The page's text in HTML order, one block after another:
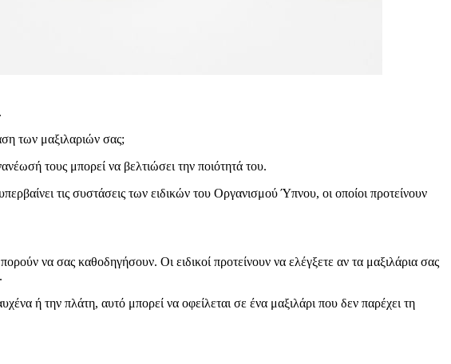
των μαξιλαριών σας;
τους μπορεί να βελτιώσει την ποιότητά του.
τις συστάσεις των ειδικών του Οργανισμού Ύπνου, οι οποίοι προτείνουν
να σας καθοδηγήσουν. Οι ειδικοί προτείνουν να ελέγξετε αν τα μαξιλάρια σας
ή την πλάτη, αυτό μπορεί να οφείλεται σε ένα μαξιλάρι που δεν παρέχει τη